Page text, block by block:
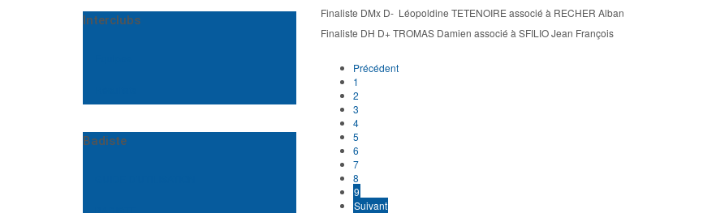
Interclubs
Badiste
Finaliste DMx D- Léopoldine TETENOIRE associé à RECHER Alban
Finaliste DH D+ TROMAS Damien associé à SFILIO Jean François
Précédent
1
2
3
4
5
6
7
8
9
Suivant